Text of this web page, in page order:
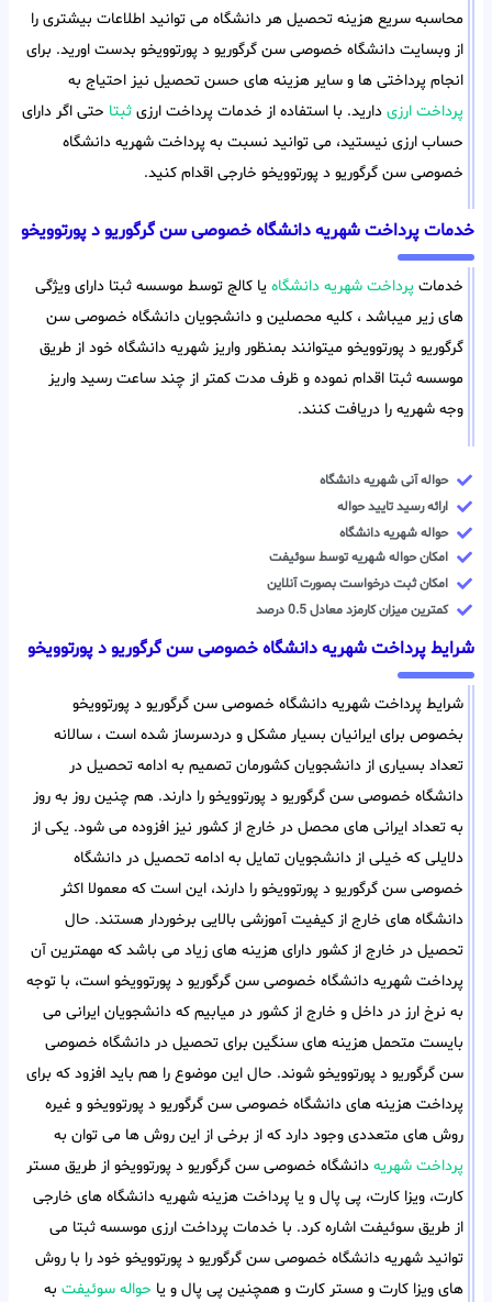
محاسبه سریع هزینه تحصیل هر دانشگاه می توانید اطلاعات بیشتری را
از وبسایت دانشگاه خصوصی سن گرگوریو د پورتوویخو بدست اورید. برای
انجام پرداختی ها و سایر هزینه های حسن تحصیل نیز احتیاج به
پرداخت ارزی دارید. با استفاده از خدمات پرداخت ارزی ثبتا حتی اگر دارای
حساب ارزی نیستید، می توانید نسبت به پرداخت شهریه دانشگاه
خصوصی سن گرگوریو د پورتوویخو خارجی اقدام کنید.
خدمات پرداخت شهریه دانشگاه خصوصی سن گرگوریو د پورتوویخو
خدمات پرداخت شهریه دانشگاه یا کالج توسط موسسه ثبتا دارای ویژگی
های زیر میباشد ، کلیه محصلین و دانشجویان دانشگاه خصوصی سن
گرگوریو د پورتوویخو میتوانند بمنظور واریز شهریه دانشگاه خود از طریق
موسسه ثبتا اقدام نموده و ظرف مدت کمتر از چند ساعت رسید واریز
وجه شهریه را دریافت کنند.
حواله آنی شهریه دانشگاه
ارائه رسید تایید حواله
حواله شهریه دانشگاه
امکان حواله شهریه توسط سوئیفت
امکان ثبت درخواست بصورت آنلاین
کمترین میزان کارمزد معادل 0.5 درصد
شرایط پرداخت شهریه دانشگاه خصوصی سن گرگوریو د پورتوویخو
شرایط پرداخت شهریه دانشگاه خصوصی سن گرگوریو د پورتوویخو
بخصوص برای ایرانیان بسیار مشکل و دردسرساز شده است ، سالانه
تعداد بسیاری از دانشجویان کشورمان تصمیم به ادامه تحصیل در
دانشگاه خصوصی سن گرگوریو د پورتوویخو را دارند. هم چنین روز به روز
به تعداد ایرانی های محصل در خارج از کشور نیز افزوده می شود. یکی از
دلایلی که خیلی از دانشجویان تمایل به ادامه تحصیل در دانشگاه
خصوصی سن گرگوریو د پورتوویخو را دارند، این است که معمولا اکثر
دانشگاه های خارج از کیفیت آموزشی بالایی برخوردار هستند. حال
تحصیل در خارج از کشور دارای هزینه های زیاد می باشد که مهمترین آن
پرداخت شهریه دانشگاه خصوصی سن گرگوریو د پورتوویخو است، با توجه
به نرخ ارز در داخل و خارج از کشور در میابیم که دانشجویان ایرانی می
بایست متحمل هزینه های سنگین برای تحصیل در دانشگاه خصوصی
سن گرگوریو د پورتوویخو شوند. حال این موضوع را هم باید افزود که برای
پرداخت هزینه های دانشگاه خصوصی سن گرگوریو د پورتوویخو و غیره
روش های متعددی وجود دارد که از برخی از این روش ها می توان به
پرداخت شهریه دانشگاه خصوصی سن گرگوریو د پورتوویخو از طریق مستر
کارت، ویزا کارت، پی پال و یا پرداخت هزینه شهریه دانشگاه های خارجی
از طریق سوئیفت اشاره کرد. با خدمات پرداخت ارزی موسسه ثبتا می
توانید شهریه دانشگاه خصوصی سن گرگوریو د پورتوویخو خود را با روش
های ویزا کارت و مستر کارت و همچنین پی پال و یا حواله سوئیفت به